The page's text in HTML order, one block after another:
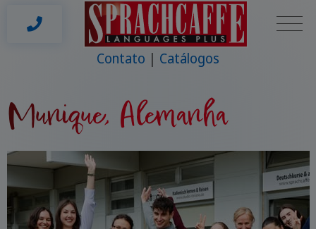
Contato Catálogos
Munique, Alemanha